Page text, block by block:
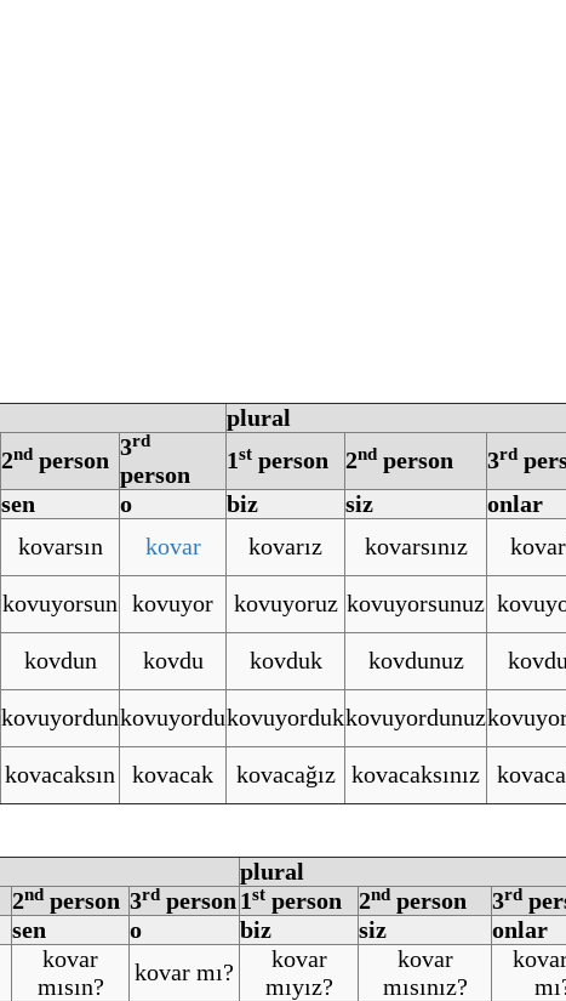
plural
2nd person 3rd
person
1st person 2nd person 3rd
sen o biz siz onlar
kovarsın kovar kovarız kovarsınız
kovuyorsun kovuyor kovuyoruz kovuyorsunuz
kovdun kovdu kovduk kovdunuz
kovuyordunkovuyordukovuyordukkovuyordunuz
kovacaksın kovacak kovacağız kovacaksınız
plural
2nd person 3rd person 1st person 2nd person 3rd
sen o biz siz onlar
kovar
mısın?
kovar mı?
kovar
mıyız?
kovar
mısınız?